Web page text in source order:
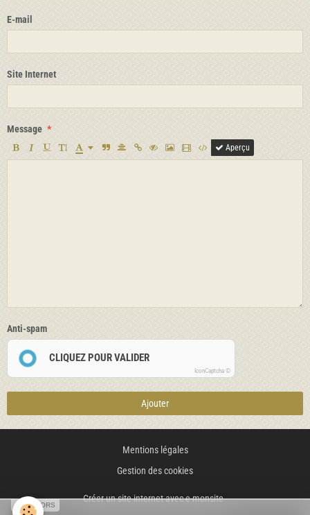
E-mail
Site Internet
Message
Aperçu
Anti-spam
CLIQUEZ POUR VALIDER
IconCaptcha ©
Ajouter
Mentions légales
Gestion des cookies
Créer un site internet avec e-monsite
SPONSORS